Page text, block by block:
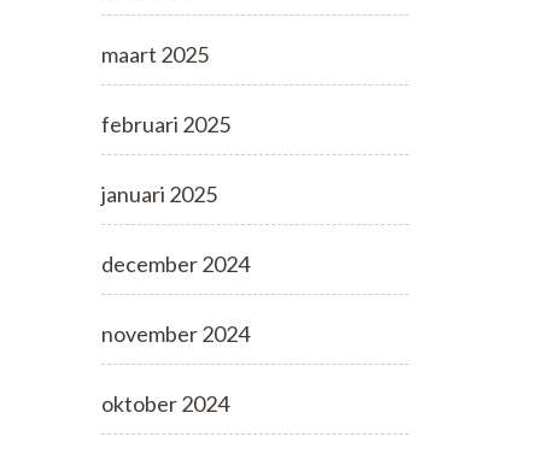
maart 2025
februari 2025
januari 2025
december 2024
november 2024
oktober 2024